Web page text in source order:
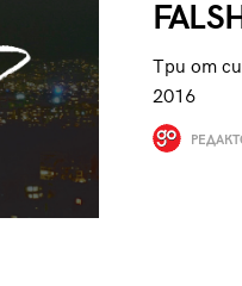
Три от
2016